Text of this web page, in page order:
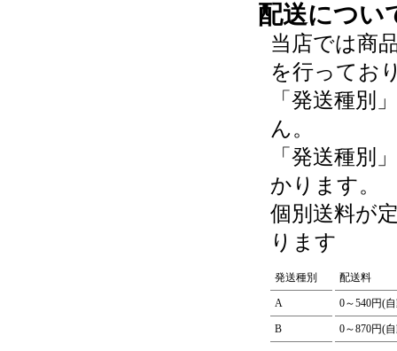
配送につい
当店では商
を行ってお
「発送種別
ん。
「発送種別
かります。
個別送料が
ります
発送種別 配送料
A 0～540円(
B 0～870円(